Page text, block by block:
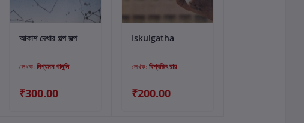
কার্টে যোগ করুন
আকাশ দেখার গল্প সল্প
লেখক: দিপ্যমন গাঙ্গুলি
₹300.00
কার্টে যোগ করুন
Iskulgatha
লেখক: বিশ্বজিৎ রায়
₹200.00